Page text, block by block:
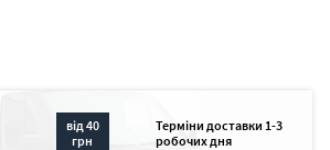
від 40
грн
Терміни доставки 1-3
робочих дня